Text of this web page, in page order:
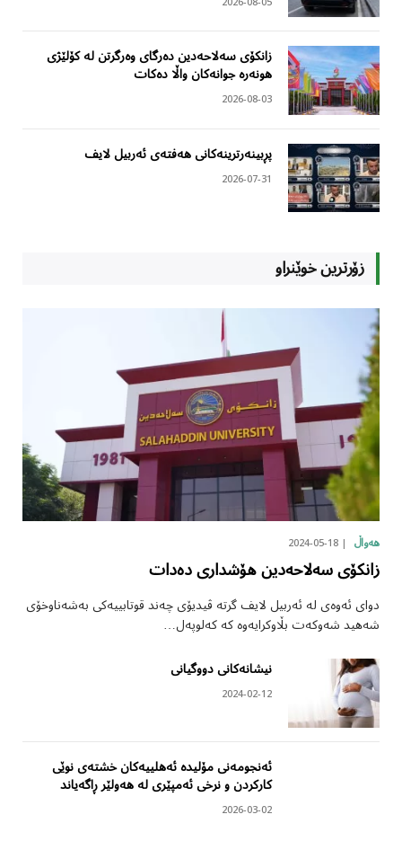
زانکۆی سەلاحەدین دەرگای وەرگرتن لە کۆلێژی
هونەرە جوانەکان واڵا دەکات
2026-08-03
پڕبینەرترینەکانی هەفتەی ئەربیل لایف
2026-07-31
زۆرترین خوێنراو
هەواڵ 2024-05-18
زانکۆی سەلاحەدین هۆشداری دەدات
دوای ئەوەی لە ئەربیل لایف گرتە ڤیدیۆی چەند قوتابییەکی بەشەناوخۆی
شەهید شەوکەت بڵاوکرایەوە کە کەلوپەل…
نیشانەکانی دووگیانی
2024-02-12
ئەنجومەنی مۆلیدە ئەهلییەکان خشتەی نوێی
کارکردن و نرخی ئەمپێری لە هەولێر ڕاگەیاند
2026-03-02